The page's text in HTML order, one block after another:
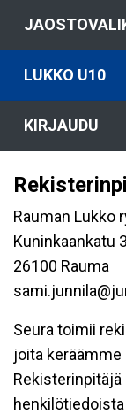
LUKKO U10
KIRJAUDU
Rauman Lukko
Kuninkaankatu 3
26100 Rauma
Seura toimii
joita